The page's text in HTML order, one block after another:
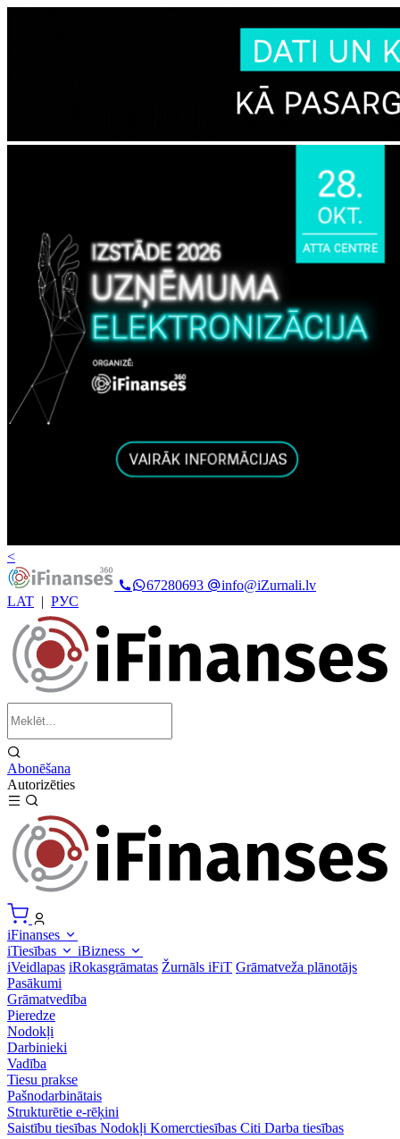
<
67280693
info@iZurnali.lv
LAT | РУС
Abonēšana
Autorizēties
iFinanses
iTiesības
iBizness
iVeidlapas iRokasgrāmatas Žurnāls iFiT Grāmatveža plānotājs
Pasākumi
Grāmatvedība
Pieredze
Nodokļi
Darbinieki
Vadība
Tiesu prakse
Pašnodarbinātais
Strukturētie e-rēķini
Saistību tiesības Nodokļi Komerctiesības Citi Darba tiesības